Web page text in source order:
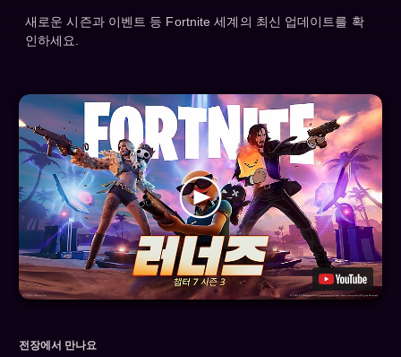
새로운 시즌과 이벤트 등 Fortnite 세계의 최신 업데이트를 확
인하세요.
전장에서 만나요